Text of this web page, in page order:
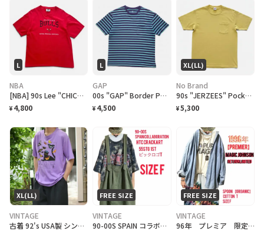
L
NBA
[NBA] 90s Lee "CHICAGO BULLS" embroidered Logo T-Shirt シカゴブルズ Tシャツ [L]
¥ 4,800
L
GAP
00s "GAP" Border Pocket T-Shirts ギャップ ボーダー ポケットTシャツ [L]
¥ 4,500
XL(LL)
No Brand
90s "JERZEES" Pocket T-Shirt ジャージーズ 無地ポケット Tシャツ [XL]
¥5,300
XL(LL)
VINTAGE
古着 92's USA製 シングルステッチ クラフトフェア 記念Tシャツ ネコ
FREE SIZE
VINTAGE
90-00S SPAIN コラボHTC crack ワッペンビックロゴ55STG T
FREE SIZE
VINTAGE
96年 プレミア 限定品 オーガニックコットン M.ジョンソン復帰記念 T. F